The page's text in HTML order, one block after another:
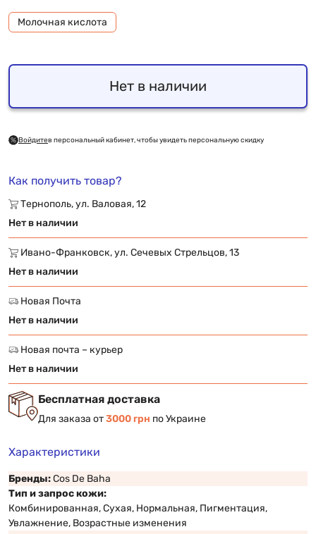
Молочная кислота
Нет в наличии
Войдитев персональный кабинет, чтобы увидеть персональную скидку
Как получить товар?
Тернополь, ул. Валовая, 12
Нет в наличии
Ивано-Франковск, ул. Сечевых Стрельцов, 13
Нет в наличии
Новая Почта
Нет в наличии
Новая почта – курьер
Нет в наличии
Бесплатная доставка
Для заказа от3000 грн по Украине
Характеристики
Бренды:Cos De Baha
Тип и запрос кожи:
Комбинированная, Сухая, Нормальная, Пигментация,
Увлажнение, Возрастные изменения